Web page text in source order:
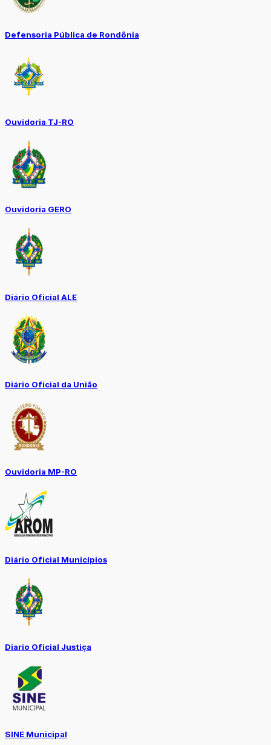
Defensoria Pública de Rondônia
Ouvidoria TJ-RO
Ouvidoria GERO
Diário Oficial ALE
Diário Oficial da União
Ouvidoria MP-RO
Diário Oficial Municípios
Diario Oficial Justiça
SINE Municipal